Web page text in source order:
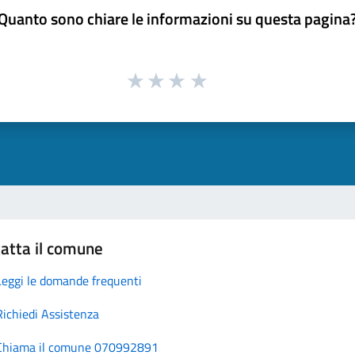
sono chiare le informazioni su questa
il comune
le domande frequenti
Assistenza
il comune 070992891